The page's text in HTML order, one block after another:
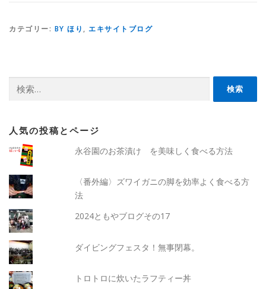
カテゴリー: BY ほり , エキサイトブログ
索:
人気の投稿とページ
永谷園のお茶漬け を美味しく食べる方法
〈番外編〉ズワイガニの脚を効率よく食べる方
法
2024ともやブログその17
ダイビングフェスタ！無事閉幕。
トロトロに炊いたラフティー丼